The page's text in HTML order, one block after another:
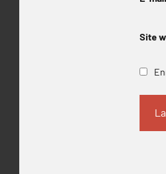
Site